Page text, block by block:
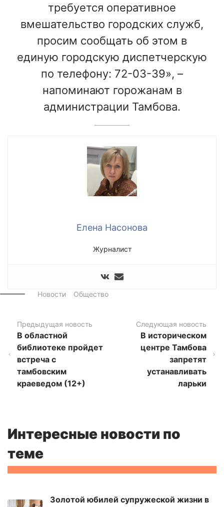
требуется оперативное
вмешательство городских служб,
просим сообщать об этом в
единую городскую диспетчерскую
по телефону: 72-03-39», –
напоминают горожанам в
администрации Тамбова.
Елена Насонова
Журналист
Новости Общество
Предыдущая новость
В областной
библиотеке пройдет
встреча с
тамбовским
краеведом (12+)
Следующая новость
В историческом
центре Тамбова
запретят
устанавливать
ларьки
Интересные новости по
теме
Золотой юбилей супружеской жизни в